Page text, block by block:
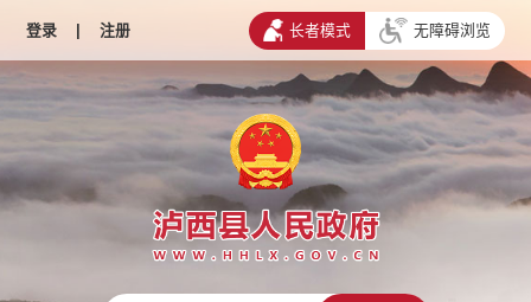
登录 | 注册 长者模式 无障碍浏览